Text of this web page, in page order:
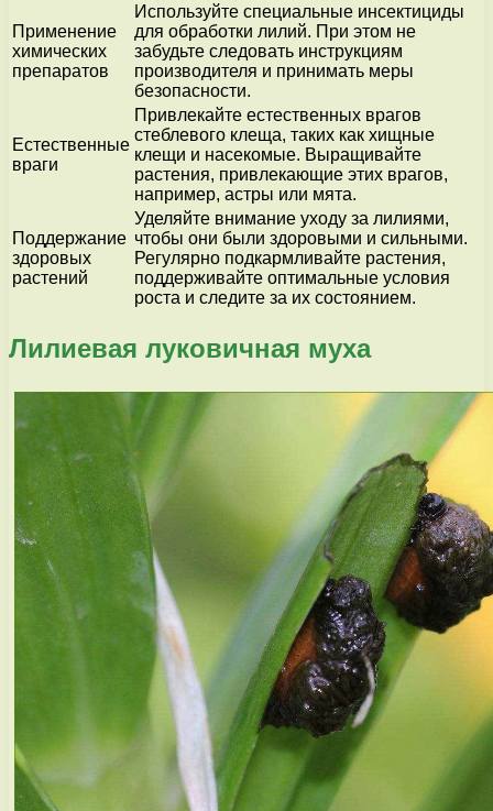
Применение
химических
препаратов
Используйте специальные инсектициды
для обработки лилий. При этом не
забудьте следовать инструкциям
производителя и принимать меры
безопасности.
Естественные
враги
Привлекайте естественных врагов
стеблевого клеща, таких как хищные
клещи и насекомые. Выращивайте
растения, привлекающие этих врагов,
например, астры или мята.
Поддержание
здоровых
растений
Уделяйте внимание уходу за лилиями,
чтобы они были здоровыми и сильными.
Регулярно подкармливайте растения,
поддерживайте оптимальные условия
роста и следите за их состоянием.
Лилиевая луковичная муха